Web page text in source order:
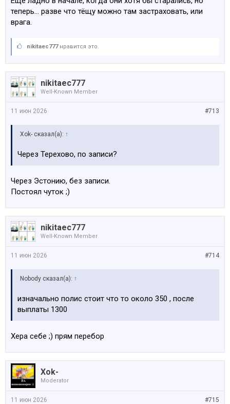
теперь... разве что тёщу можно там застраховать, или
врага.
nikitaec777нравится это.
nikitaec777
Well-Known Member
#713
11 июн 2026
Xok- сказал(а): ↑
Через Терехово, по записи?
Через Эстонию, без записи.
Постоял чуток ;)
nikitaec777
Well-Known Member
#714
11 июн 2026
Nobody сказал(а): ↑
изначально полис стоит что то около 350 , после
выплаты 1300
Хера себе ;) прям перебор
Xok-
Moderator
#715
11 июн 2026